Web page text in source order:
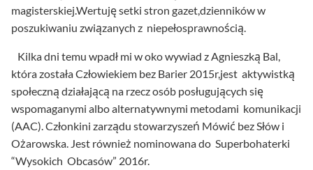
magisterskiej.Wertuję setki stron gazet,dzienników w
poszukiwaniu związanych z niepełosprawnością.
Kilka dni temu wpadł mi w oko wywiad z Agnieszką Bal,
która została Człowiekiem bez Barier 2015r,jest aktywistką
społeczną działającą na rzecz osób posługujących się
wspomaganymi albo alternatywnymi metodami komunikacji
(AAC). Członkini zarządu stowarzyszeń Mówić bez Słów i
Ożarowska. Jest również nominowana do Superbohaterki
“Wysokich Obcasów” 2016r.